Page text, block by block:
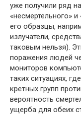
уже получили ряд
«несмертельного»
его образцы,
излучатели,
таковым нельзя).
поражения людей
мониторов
таких ситуациях,
кретных групп
вероятность
ущерба для обеих